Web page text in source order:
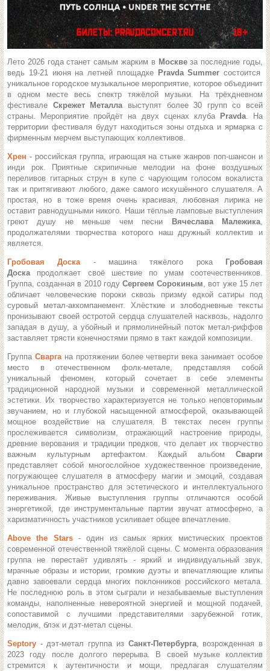
Лето 2026 года станет самым жарким в Москвеза последние годы,
ведь 19-21 июня на летней площадке Pravda Summer состоится
уникальное городское музыкальное мероприятие, которое объединит
в одном месте весь спектр тяжёлой музыки. На трёхдневном
фестивале Скрежет Металлавыступят более 30 групп со всей
страны. Мероприятие пройдёт на двух сценах клуба
Pravda. На
территории фестиваля будут находиться зоны отдыха и ярмарка с
фирменным мерчем выступающих коллективов.
Хрен - российская группа, играющая на стыке жанров поп-шансон и
инди рок. Приятные скрипичные мелодии на фоне воздушных
переливов гитарных струн в купе с чарующим голосом вокалиста
так и притягивают любого, даже самого искушённого слушателя. А
простая, но в тоже время очень красивая, любовная лирика не
оставит равнодушными никого. Наши тёплые ламповые выступления
греют душу не меньше чем песни
Вячеслава Малежика,
продолжателями творчества которого наш дружный коллектив и
является.
Гробовая Доска- машина тяжёлого рока
Гробовая
Доскапродолжает своё шествие по умам соотечественников.
Группа, созданная в 2010 году Сергеем Сорокиным, вот уже 15 лет
обличает человеческие пороки сквозь призму едкой сатиры под
суровый метал-аккомпанемент. Хлёсткие и злободневные тексты
пронизывают своей остротой сердца слушателей насквозь, надолго
западая в душу, а убойный и прямолинейный поток метал-риффов
заставляет трясти конечностями прямо в такт каждой композиции.
Группа Сваргана протяжении более четверти века занимает особое
место в отечественном фолк-метале, представляя собой
уникальный феномен, который сочетает в себе элементы
традиционной народной музыки и современной металлической
эстетики. Их творчество характеризуется не только неповторимым
звучанием, но и глубокой насыщенной атмосферой, оказывающей
мощное воздействие на слушателя. В текстах песен группы
прослеживается символизм, отражающий настроение природы,
древние верования и традиции предков, что делает их творчество
важным культурным артефактом. Каждый альбом Сварги
представляет собой многослойное художественное произведение,
погружающее слушателя в атмосферу магии и эмоций, создавая
уникальное пространство для эстетического и интеллектуального
переживания. Живые выступления группы отличаются особой
энергетикой, где инструментальные партии звучат атмосферно, а
харизматичность участников усиливает общее впечатление.
Above the Stars- один из самых ярких мистических проектов
современной отечественной тяжёлой сцены. С момента образования
группа не перестаёт удивлять - яркий и индивидуальный звук,
мрачные образы и истории, громкие дуэты и впечатляющие клипы
давно завоевали сердца многих поклонников российского метала.
Не последнюю роль в этом сыграли и незабываемые выступления
команды, наполненные невероятной энергией и мощной подачей,
сопоставимой с лучшими представителями зарубежной готик,
мелодик, блэк и дэт-метал сцены.
Septory - дэт-метал группа из Санкт-Петербурга, возрожденная в
2023 году после долгого перерыва. В своей музыке коллектив
стремится к аутентичности и мощи, предлагая слушателям